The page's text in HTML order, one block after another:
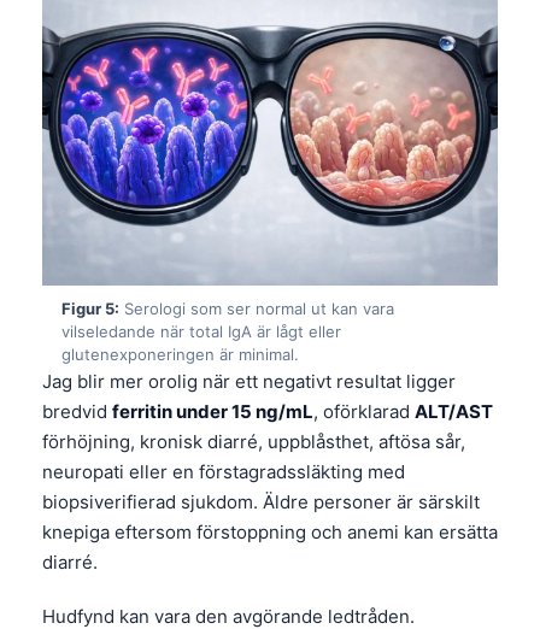
Figur 5: Serologi som ser normal ut kan vara
vilseledande när total IgA är lågt eller
glutenexponeringen är minimal.
Jag blir mer orolig när ett negativt resultat ligger
bredvid ferritin under 15 ng/mL, oförklarad ALT/AST
förhöjning, kronisk diarré, uppblåsthet, aftösa sår,
neuropati eller en förstagradssläkting med
biopsiverifierad sjukdom. Äldre personer är särskilt
knepiga eftersom förstoppning och anemi kan ersätta
diarré.
Hudfynd kan vara den avgörande ledtråden.